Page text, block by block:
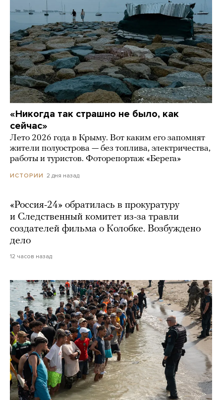
«Никогда так страшно не было, как
сейчас»
Лето 2026 года в Крыму. Вот каким его запомнят
жители полуострова — без топлива, электричества,
работы и туристов. Фоторепортаж «Берега»
ИСТОРИИ 2 дня назад
«Россия-24» обратилась в прокуратуру
и Следственный комитет из-за травли
создателей фильма о Колобке. Возбуждено
дело
12 часов назад